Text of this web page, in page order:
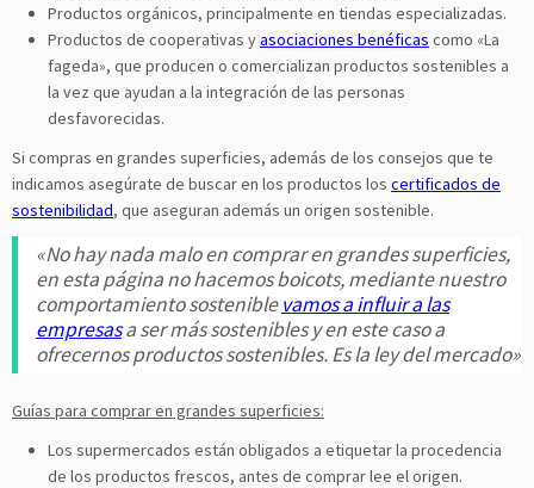
Productos orgánicos, principalmente en tiendas especializadas.
Productos de cooperativas yasociaciones benéficas como «La
fageda», que producen o comercializan productos sostenibles a
la vez que ayudan a la integración de las personas
desfavorecidas.
Si compras en grandes superficies, además de los consejos que te
indicamos asegúrate de buscar en los productos los certificados de
sostenibilidad, que aseguran además un origen sostenible.
«No hay nada malo en comprar en grandes superficies,
en esta página no hacemos boicots, mediante nuestro
comportamiento sosteniblevamos a influir a las
empresasa ser más sostenibles y en este caso a
ofrecernos productos sostenibles. Es la ley del mercado»
Guías para comprar en grandes superficies:
Los supermercados están obligados a etiquetar la procedencia
de los productos frescos, antes de comprar lee el origen.